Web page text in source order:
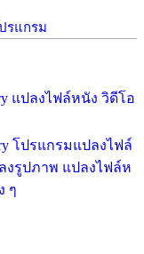
รแกรม
แปลงไฟล์หนัง วิดีโอ
โปรแกรมแปลงไฟล์
งรูปภาพ แปลงไฟล์ห
ๆ